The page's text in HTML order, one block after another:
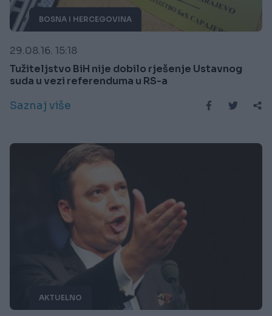
BOSNA I HERCEGOVINA
29.08.16. 15:18
Tužiteljstvo BiH nije dobilo rješenje Ustavnog
suda u vezi referenduma u RS-a
Saznaj više
AKTUELNO